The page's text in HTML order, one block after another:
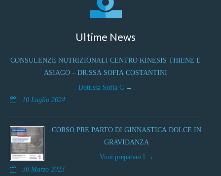
Ultime News
CONSULENZE NUTRIZIONALI CENTRO KINESIS THIENE E
ASIAGO – DR.SSA SOFIA COSTANTINI
Dott.ssa Sofia C
10 Luglio 2024
CORSO PRE PARTO DI GINNASTICA DOLCE IN
GRAVIDANZA
Vuoi preparare l
30 Marzo 2023